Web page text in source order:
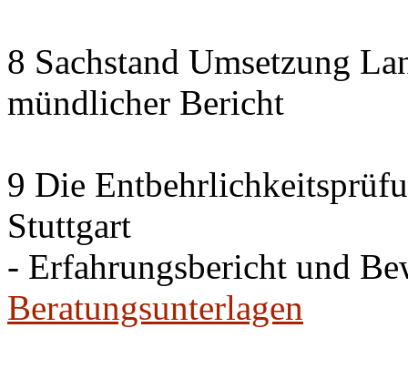
8 Sachstand Umsetzung
mündlicher Bericht
9 Die
Stuttgart
- Erfahrungsbericht und
Beratungsunterlagen